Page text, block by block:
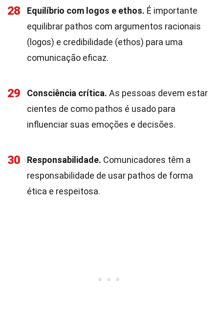
28 Equilíbrio com logos e ethos. É importante
equilibrar pathos com argumentos racionais
(logos) e credibilidade (ethos) para uma
comunicação eficaz.
29 Consciência crítica. As pessoas devem estar
cientes de como pathos é usado para
influenciar suas emoções e decisões.
30 Responsabilidade. Comunicadores têm a
responsabilidade de usar pathos de forma
ética e respeitosa.